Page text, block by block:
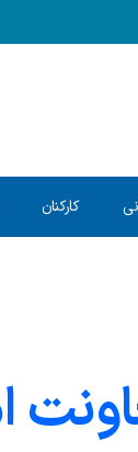
کارکنان